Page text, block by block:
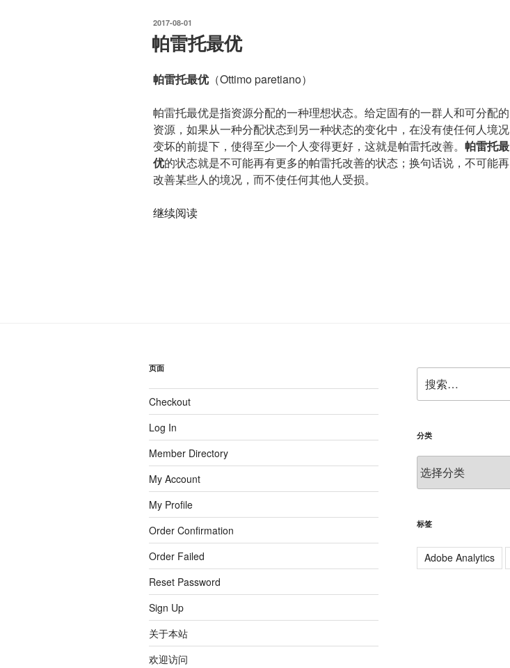
发
布
于
2017-08-01
帕雷托最优
帕雷托最优（Ottimo paretiano）
帕雷托最优是指资源分配的一种理想状态。给定固有的一群人和可分配的
资源，如果从一种分配状态到另一种状态的变化中，在没有使任何人境况
变坏的前提下，使得至少一个人变得更好，这就是帕雷托改善。 帕雷托最
优的状态就是不可能再有更多的帕雷托改善的状态；换句话说，不可能再
改善某些人的境况，而不使任何其他人受损。
继续阅读“帕
页面
Checkout
Log In
Member Directory
My Account
My Profile
Order Confirmation
Order Failed
Reset Password
Sign Up
关于本站
欢迎访问
索：
分类
类
标签
Adobe Analytics